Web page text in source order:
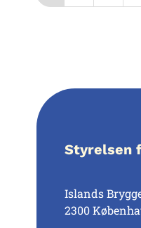
Styrelsen
Islands
2300